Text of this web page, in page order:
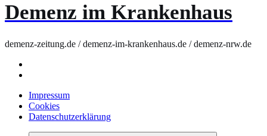
Demenz im Krankenhaus
demenz-zeitung.de / demenz-im-krankenhaus.de / demenz-nrw.de
Impressum
Cookies
Datenschutzerklärung